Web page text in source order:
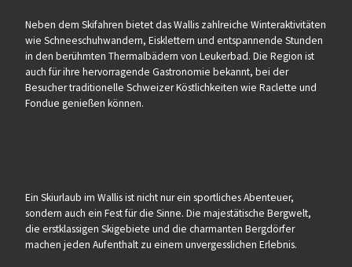
Neben dem Skifahren bietet das Wallis zahlreiche Winteraktivitäten
wie Schneeschuhwandern, Eisklettern und entspannende Stunden
in den berühmten Thermalbädern von Leukerbad. Die Region ist
auch für ihre hervorragende Gastronomie bekannt, bei der
Besucher traditionelle Schweizer Köstlichkeiten wie Raclette und
Fondue genießen können.
Ein Skiurlaub im Wallis ist nicht nur ein sportliches Abenteuer,
sondern auch ein Fest für die Sinne. Die majestätische Bergwelt,
die erstklassigen Skigebiete und die charmanten Bergdörfer
machen jeden Aufenthalt zu einem unvergesslichen Erlebnis.